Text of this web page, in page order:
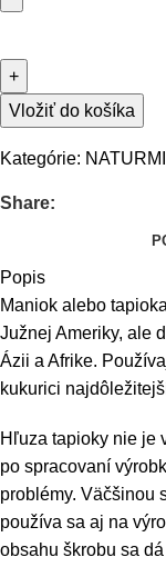
Vložiť do košíka
Kategórie:
Share:
Popis
Maniok alebo
Južnej Ameriky, ale
Ázii a Afrike.
kukurici
Hľuza tapioky nie je
po spracovaní
problémy. Väčšinou
používa sa aj na
obsahu škrobu sa